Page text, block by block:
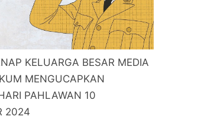
KELUARGA BESAR MEDIA
MENGUCAPKAN
PAHLAWAN 10
2024